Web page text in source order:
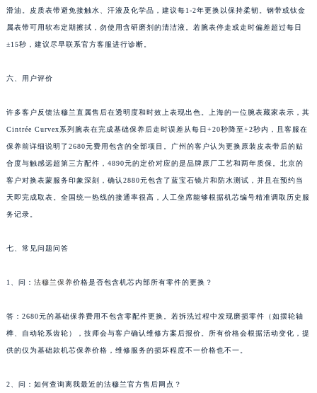
四川省眉山市东坡区三苏路法穆兰售后服务中心（需提前预约）
四川省绵阳市涪城区翠花街法穆兰售后服务中心（需提前预约）
四川省遂宁市船山区香林南路法穆兰售后服务中心（需提前预约）
四川省雅安市雨城区熊猫大道法穆兰售后服务中心（需提前预约）
四川省宜宾市翠屏区长翠路法穆兰售后服务中心（需提前预约）
西藏自治区山南市乃东区湖北大道法穆兰售后服务中心（需提前预约）
云南省保山市隆阳区正阳路法穆兰售后服务中心（需提前预约）
滑油。皮质表带避免接触水、汗液及化学品，建议每1-2年更换以保持柔韧。钢带或钛金
属表带可用软布定期擦拭，勿使用含研磨剂的清洁液。若腕表停走或走时偏差超过每日
±15秒，建议尽早联系官方客服进行诊断。
六、用户评价
许多客户反馈法穆兰直属售后在透明度和时效上表现出色。上海的一位腕表藏家表示，其
Cintrée Curvex系列腕表在完成基础保养后走时误差从每日+20秒降至+2秒内，且客服在
保养前详细说明了2680元费用包含的全部项目。广州的客户认为更换原装皮表带后的贴
合度与触感远超第三方配件，4890元的定价对应的是品牌原厂工艺和两年质保。北京的
客户对换表蒙服务印象深刻，确认2880元包含了蓝宝石镜片和防水测试，并且在预约当
天即完成取表。全国统一热线的接通率很高，人工坐席能够根据机芯编号精准调取历史服
务记录。
七、常见问题问答
1、问： 法穆兰保养价格是否包含机芯内部所有零件的更换？
答：2680元的基础保养费用不包含零配件更换。若拆洗过程中发现磨损零件（如摆轮轴
榫、自动轮系齿轮），技师会与客户确认维修方案后报价。所有价格会根据活动变化，提
供的仅为基础款机芯保养价格，维修服务的损坏程度不一价格也不一。
2、问：如何查询离我最近的法穆兰官方售后网点？